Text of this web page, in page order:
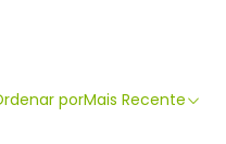
porMais Recente